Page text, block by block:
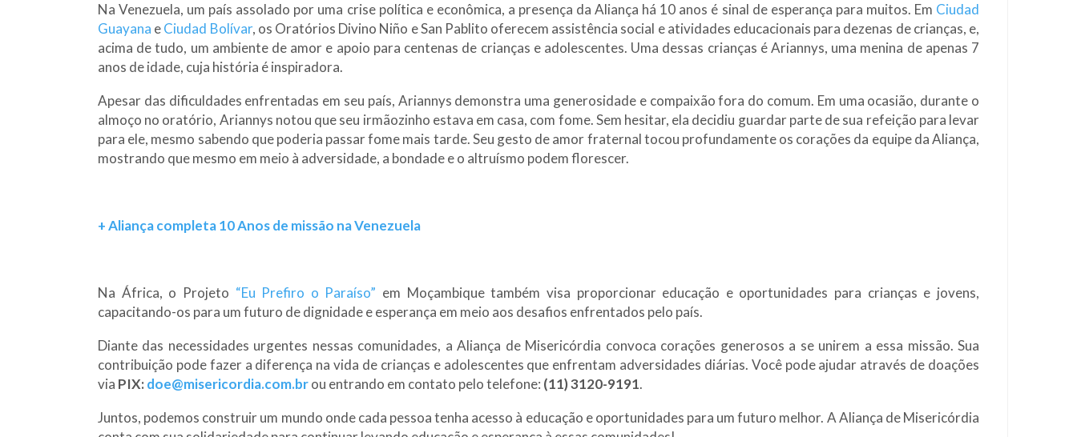
Na Venezuela, um país assolado por uma crise política e econômica, a presença da Aliança há 10 anos é sinal de esperança para muitos. Em Ciudad
Guayana eCiudad Bolívar, os Oratórios Divino Niño e San Pablito oferecem assistência social e atividades educacionais para dezenas de crianças, e,
acima de tudo, um ambiente de amor e apoio para centenas de crianças e adolescentes. Uma dessas crianças é Ariannys, uma menina de apenas 7
anos de idade, cuja história é inspiradora.
Apesar das dificuldades enfrentadas em seu país, Ariannys demonstra uma generosidade e compaixão fora do comum. Em uma ocasião, durante o
almoço no oratório, Ariannys notou que seu irmãozinho estava em casa, com fome. Sem hesitar, ela decidiu guardar parte de sua refeição para levar
para ele, mesmo sabendo que poderia passar fome mais tarde. Seu gesto de amor fraternal tocou profundamente os corações da equipe da Aliança,
mostrando que mesmo em meio à adversidade, a bondade e o altruísmo podem florescer.
+ Aliança completa 10 Anos de missão na Venezuela
Na África, o Projeto “Eu Prefiro o Paraíso” em Moçambique também visa proporcionar educação e oportunidades para crianças e jovens,
capacitando-os para um futuro de dignidade e esperança em meio aos desafios enfrentados pelo país.
Diante das necessidades urgentes nessas comunidades, a Aliança de Misericórdia convoca corações generosos a se unirem a essa missão. Sua
contribuição pode fazer a diferença na vida de crianças e adolescentes que enfrentam adversidades diárias. Você pode ajudar através de doações
via PIX: doe@misericordia.com.brou entrando em contato pelo telefone: (11) 3120-9191.
Juntos, podemos construir um mundo onde cada pessoa tenha acesso à educação e oportunidades para um futuro melhor. A Aliança de Misericórdia